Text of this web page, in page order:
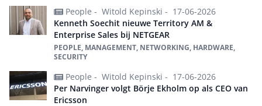
People - Witold Kepinski - 17-06-2026
Kenneth Soechit nieuwe Territory AM &
Enterprise Sales bij NETGEAR
PEOPLE, MANAGEMENT, NETWORKING, HARDWARE,
SECURITY
People - Witold Kepinski - 17-06-2026
Per Narvinger volgt Börje Ekholm op als CEO van
Ericsson